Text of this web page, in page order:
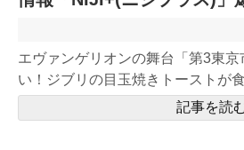
エヴァンゲリオンの舞台「第3東
い！ジブリの目玉焼きトーストが
同じ自転車に乗り...
記事を読